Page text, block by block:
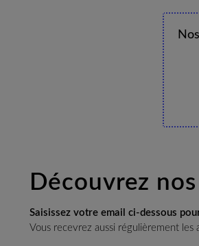
Découvrez
Saisissez votre email ci-dessous
Vous recevrez aussi régulièrement les